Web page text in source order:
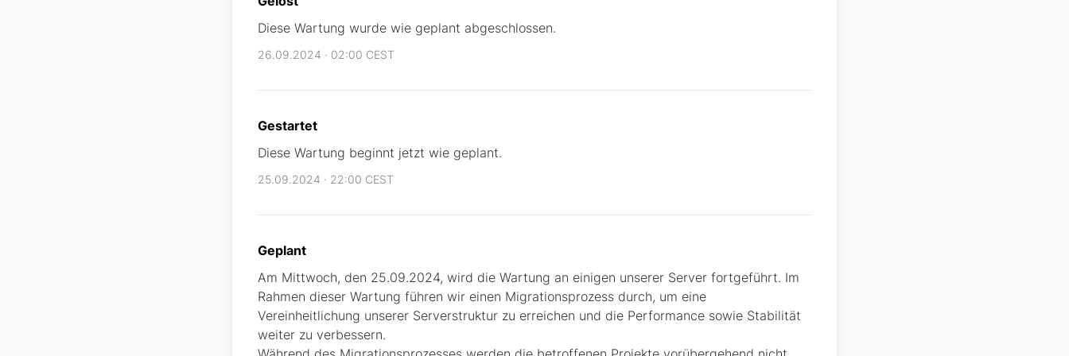
Diese Wartung wurde wie geplant abgeschlossen.
26.09.2024 · 02:00 CEST
Gestartet
Diese Wartung beginnt jetzt wie geplant.
25.09.2024 · 22:00 CEST
Geplant
Am Mittwoch, den 25.09.2024, wird die Wartung an einigen unserer Server fortgeführt. Im
Rahmen dieser Wartung führen wir einen Migrationsprozess durch, um eine
Vereinheitlichung unserer Serverstruktur zu erreichen und die Performance sowie Stabilität
weiter zu verbessern.